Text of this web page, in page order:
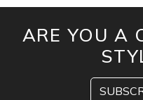
ARE YOU A